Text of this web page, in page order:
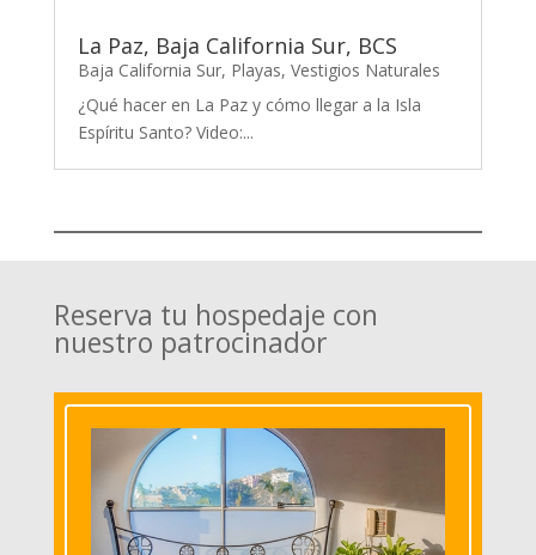
La Paz, Baja California Sur, BCS
Baja California Sur, Playas, Vestigios Naturales
¿Qué hacer en La Paz y cómo llegar a la Isla
Espíritu Santo? Video:...
Reserva tu hospedaje con
nuestro patrocinador